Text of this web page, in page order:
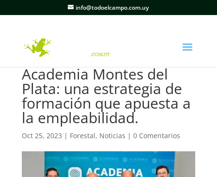
info@todoelcampo.com.uy
Academia Montes del
Plata: una estrategia de
formación que apuesta a
la empleabilidad.
Oct 25, 2023 | Forestal, Noticias | 0 Comentarios